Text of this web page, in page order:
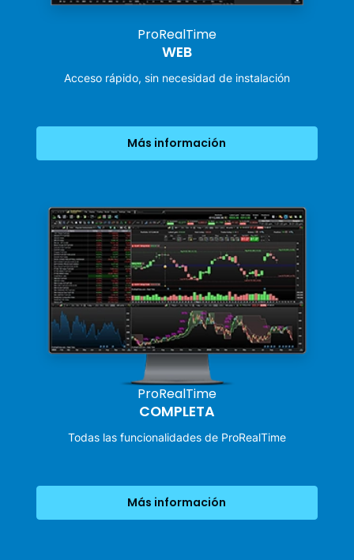
ProRealTime
WEB
Acceso rápido, sin necesidad de instalación
Más información
ProRealTime
COMPLETA
Todas las funcionalidades de ProRealTime
Más información